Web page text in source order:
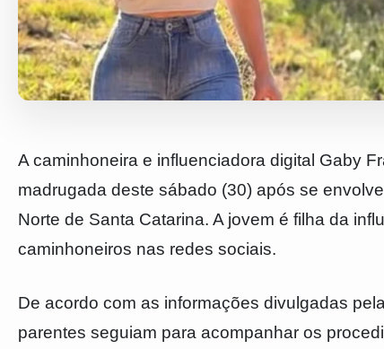
A caminhoneira e influenciadora digital Gaby
madrugada deste sábado (30) após se
Norte de Santa Catarina. A jovem é filha da
caminhoneiros nas redes sociais.
De acordo com as informações divulgadas
parentes seguiam para acompanhar os